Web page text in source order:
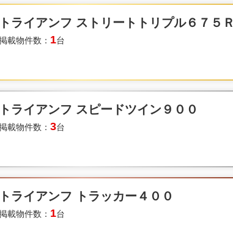
トライアンフ ストリートトリプル６７５Ｒ
載物件数： 1台
トライアンフ スピードツイン９００
載物件数： 3台
トライアンフ トラッカー４００
載物件数： 1台